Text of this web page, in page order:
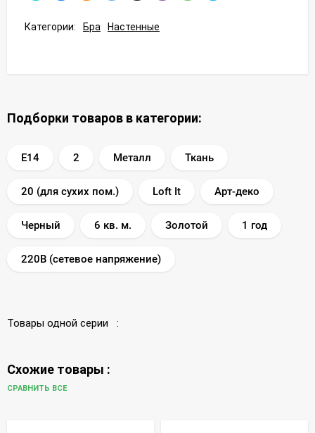
Категории: Бра Настенные
Подборки товаров в категории:
E14 2 Металл Ткань
20 (для сухих пом.) Loft It Арт-деко
Черный 6 кв. м. Золотой 1 год
220В (сетевое напряжение)
Товары одной серии :
Схожие товары :
СРАВНИТЬ ВСЕ